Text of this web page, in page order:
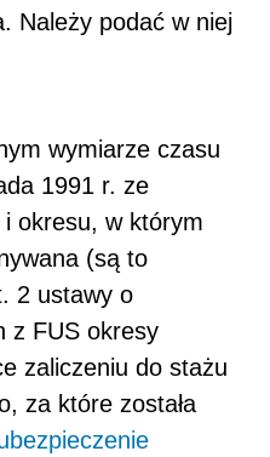
Należy podać w niej
wymiarze czasu
1991 r. ze
okresu, w którym
(są to
2 ustawy o
z FUS okresy
zaliczeniu do stażu
za które została